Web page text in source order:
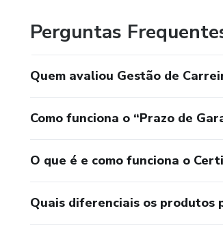
Perguntas
Quem avaliou Gestão de
Como funciona o “Prazo de
O que é e como funciona o
Quais diferenciais os produtos